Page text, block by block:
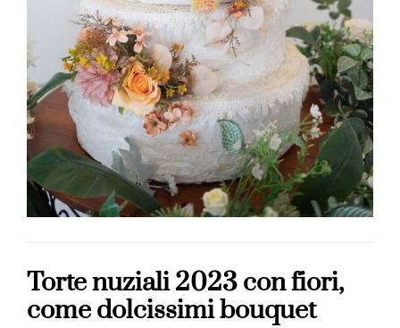
Torte nuziali 2023 con fiori,
come dolcissimi bouquet